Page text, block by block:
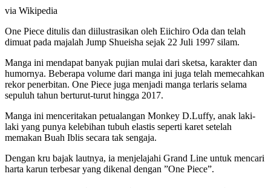
via Wikipedia
One Piece ditulis dan diilustrasikan oleh Eiichiro Oda dan telah
dimuat pada majalah Jump Shueisha sejak 22 Juli 1997 silam.
Manga ini mendapat banyak pujian mulai dari sketsa, karakter dan
humornya. Beberapa volume dari manga ini juga telah memecahkan
rekor penerbitan. One Piece juga menjadi manga terlaris selama
sepuluh tahun berturut-turut hingga 2017.
Manga ini menceritakan petualangan Monkey D.Luffy, anak laki-
laki yang punya kelebihan tubuh elastis seperti karet setelah
memakan Buah Iblis secara tak sengaja.
Dengan kru bajak lautnya, ia menjelajahi Grand Line untuk mencari
harta karun terbesar yang dikenal dengan ”One Piece”.